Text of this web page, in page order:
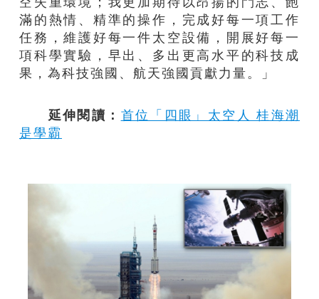
滿的熱情、精準的操作，完成好每一項工作
任務，維護好每一件太空設備，開展好每一
項科學實驗，早出、多出更高水平的科技成
果，為科技強國、航天強國貢獻力量。」
延伸閱讀： 首位「四眼」太空人 桂海潮
是學霸